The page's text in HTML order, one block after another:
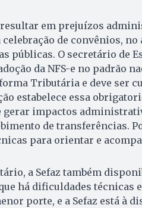
resultar em prejuízos
de convênios, no
públicas. O secretário de
da NFS-e no padrão
Tributária e deve ser
estabelece essa
gerar impactos
de transferências.
para orientar e
a Sefaz também
há dificuldades técnicas
porte, e a Sefaz está à